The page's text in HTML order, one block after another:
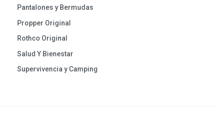
Pantalones y Bermudas
Propper Original
Rothco Original
Salud Y Bienestar
Supervivencia y Camping